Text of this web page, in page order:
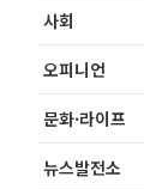
사회
오피니언
문화·라이프
뉴스발전소